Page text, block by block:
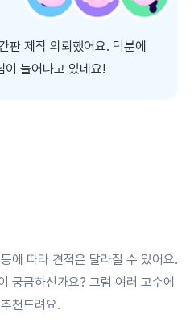
판 제작 의뢰했어요. 덕분에
이 늘어나고 있네요!
에 따라 견적은 달라질 수 있어요.
궁금하신가요? 그럼 여러 고수에
천드려요.